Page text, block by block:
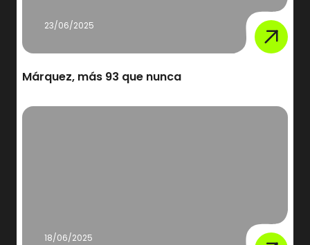
23/06/2025
Márquez, más 93 que nunca
18/06/2025